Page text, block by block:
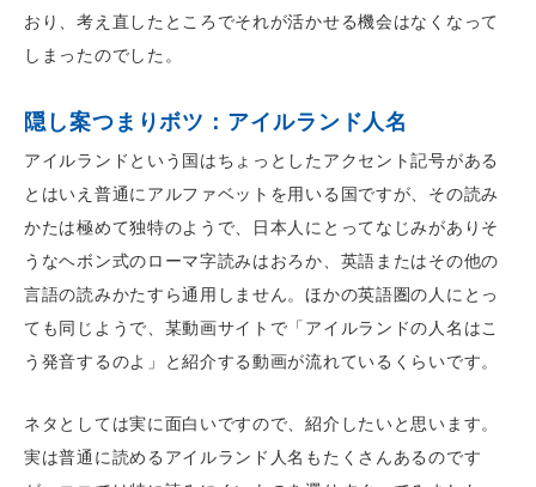
おり、考え直したところでそれが活かせる機会はなくなって
しまったのでした。
隠し案つまりボツ：アイルランド人名
アイルランドという国はちょっとしたアクセント記号がある
とはいえ普通にアルファベットを用いる国ですが、その読み
かたは極めて独特のようで、日本人にとってなじみがありそ
うなヘボン式のローマ字読みはおろか、英語またはその他の
言語の読みかたすら通用しません。ほかの英語圏の人にとっ
ても同じようで、某動画サイトで「アイルランドの人名はこ
う発音するのよ」と紹介する動画が流れているくらいです。
ネタとしては実に面白いですので、紹介したいと思います。
実は普通に読めるアイルランド人名もたくさんあるのです